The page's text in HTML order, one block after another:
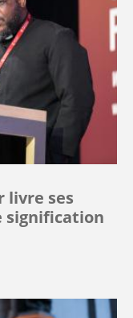
livre ses
signification